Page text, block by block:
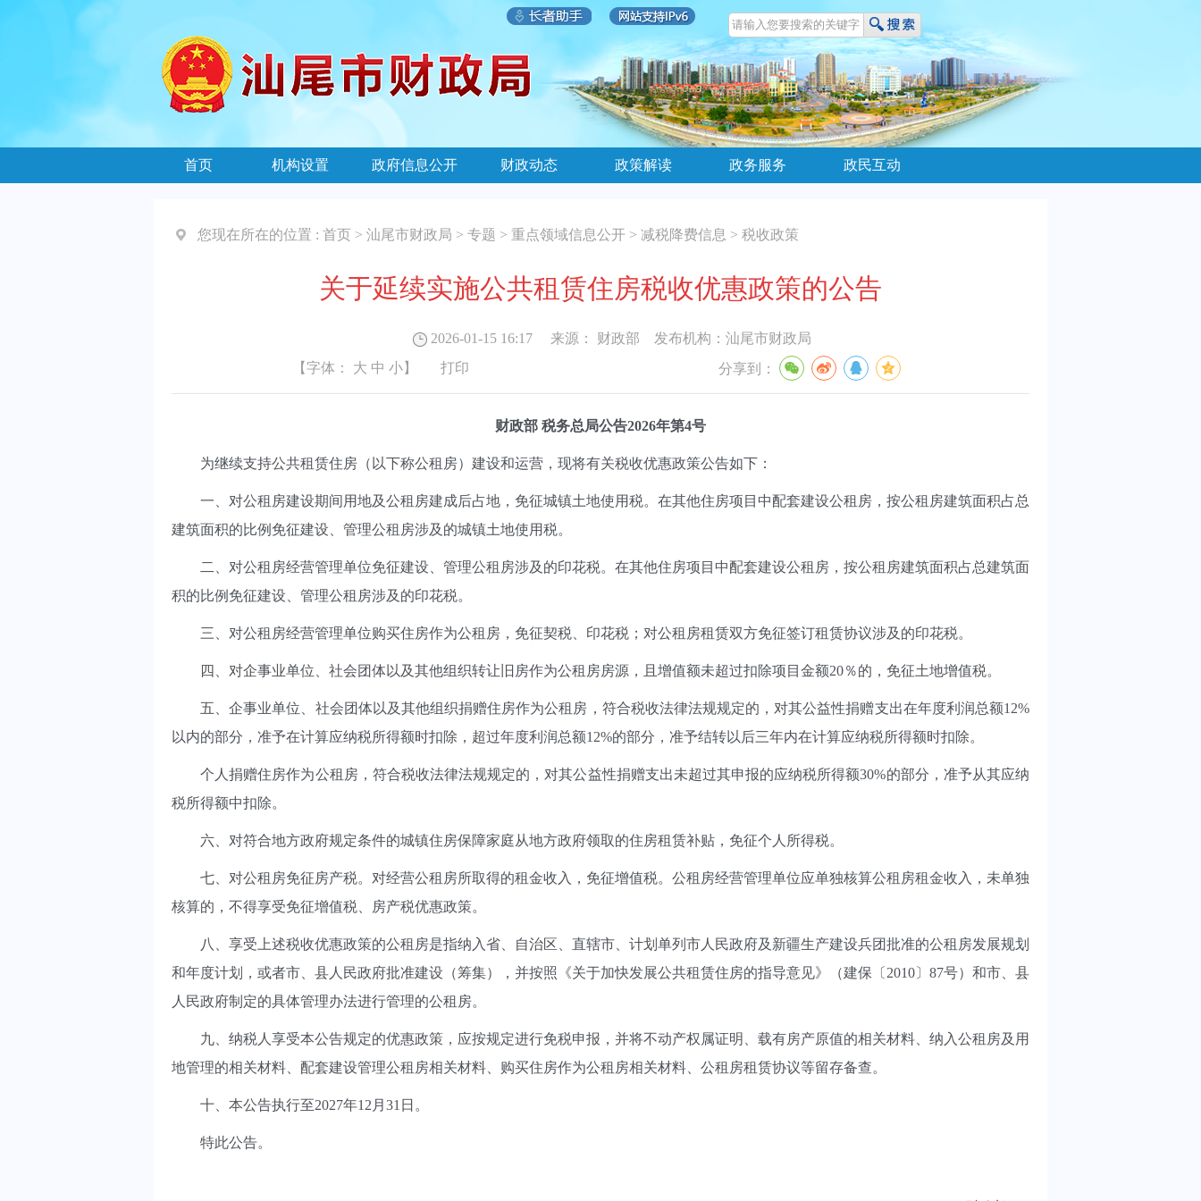
首页 机构设置 政府信息公开 财政动态 政策解读 政务服务 政民互动
您现在所在的位置 : 首页 > 汕尾市财政局 > 专题 > 重点领域信息公开 > 减税降费信息 > 税收政策
关于延续实施公共租赁住房税收优惠政策的公告
2026-01-15 16:17来源： 财政部 发布机构： 汕尾市财政局
【字体： 大 中 小】 打印 分享到：
财政部 税务总局公告2026年第4号
为继续支持公共租赁住房（以下称公租房）建设和运营，现将有关税收优惠政策公告如下：
一、对公租房建设期间用地及公租房建成后占地，免征城镇土地使用税。在其他住房项目中配套建设公租房，按公租房建筑面积占总
建筑面积的比例免征建设、管理公租房涉及的城镇土地使用税。
二、对公租房经营管理单位免征建设、管理公租房涉及的印花税。在其他住房项目中配套建设公租房，按公租房建筑面积占总建筑面
积的比例免征建设、管理公租房涉及的印花税。
三、对公租房经营管理单位购买住房作为公租房，免征契税、印花税；对公租房租赁双方免征签订租赁协议涉及的印花税。
四、对企事业单位、社会团体以及其他组织转让旧房作为公租房房源，且增值额未超过扣除项目金额20％的，免征土地增值税。
五、企事业单位、社会团体以及其他组织捐赠住房作为公租房，符合税收法律法规规定的，对其公益性捐赠支出在年度利润总额12%
以内的部分，准予在计算应纳税所得额时扣除，超过年度利润总额12%的部分，准予结转以后三年内在计算应纳税所得额时扣除。
个人捐赠住房作为公租房，符合税收法律法规规定的，对其公益性捐赠支出未超过其申报的应纳税所得额30%的部分，准予从其应纳
税所得额中扣除。
六、对符合地方政府规定条件的城镇住房保障家庭从地方政府领取的住房租赁补贴，免征个人所得税。
七、对公租房免征房产税。对经营公租房所取得的租金收入，免征增值税。公租房经营管理单位应单独核算公租房租金收入，未单独
核算的，不得享受免征增值税、房产税优惠政策。
八、享受上述税收优惠政策的公租房是指纳入省、自治区、直辖市、计划单列市人民政府及新疆生产建设兵团批准的公租房发展规划
和年度计划，或者市、县人民政府批准建设（筹集），并按照《关于加快发展公共租赁住房的指导意见》（建保〔2010〕87号）和市、县
人民政府制定的具体管理办法进行管理的公租房。
九、纳税人享受本公告规定的优惠政策，应按规定进行免税申报，并将不动产权属证明、载有房产原值的相关材料、纳入公租房及用
地管理的相关材料、配套建设管理公租房相关材料、购买住房作为公租房相关材料、公租房租赁协议等留存备查。
十、本公告执行至2027年12月31日。
特此公告。